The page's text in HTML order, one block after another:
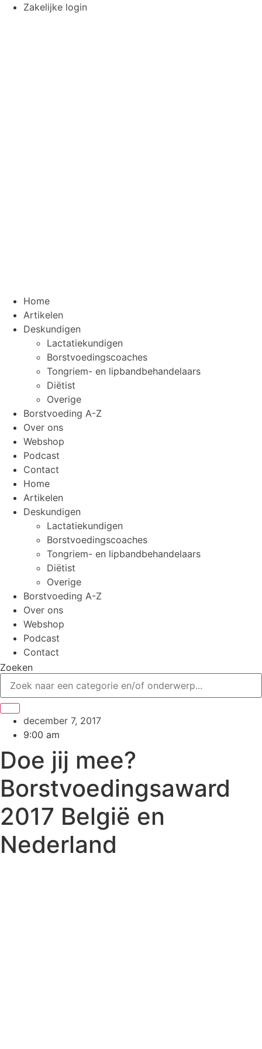
Zakelijke login
Home
Artikelen
Deskundigen
Lactatiekundigen
Borstvoedingscoaches
Tongriem- en lipbandbehandelaars
Diëtist
Overige
Borstvoeding A-Z
Over ons
Webshop
Podcast
Contact
Home
Artikelen
Deskundigen
Lactatiekundigen
Borstvoedingscoaches
Tongriem- en lipbandbehandelaars
Diëtist
Overige
Borstvoeding A-Z
Over ons
Webshop
Podcast
Contact
Zoeken
december 7, 2017
9:00 am
Doe jij mee?
Borstvoedingsaward
2017 België en
Nederland